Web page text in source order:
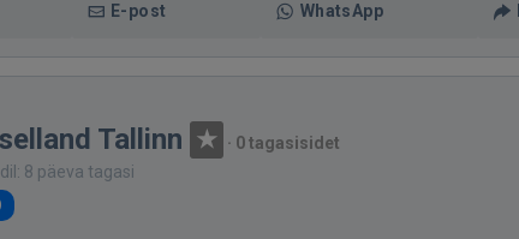
E-post WhatsApp
Tallinn · 0 tagasisidet
8 päeva tagasi